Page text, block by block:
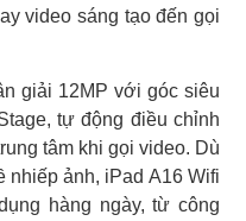
video sáng tạo đến gọi
giải 12MP với góc siêu
tự động điều chỉnh
tâm khi gọi video. Dù
nhiếp ảnh, iPad A16 Wifi
hàng ngày, từ công